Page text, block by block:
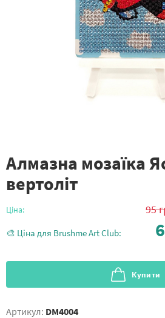
Алмазна мозаїка
вертоліт
Ціна: 95
🎨 Ціна для Brushme Art Club:
Купити
Артикул: DM4004